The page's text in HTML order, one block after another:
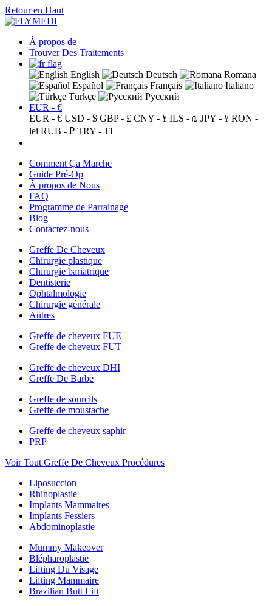
Retour en Haut
À propos de
Trouver Des Traitements
English Deutsch
Romana
Español
Français
Italiano
Türkçe
Русский
EUR - €
EUR - € USD - $ GBP - £ CNY - ¥ ILS - ₪ JPY - ¥ RON -
lei RUB - ₽ TRY - TL
Comment Ça Marche
Guide Pré-Op
À propos de Nous
FAQ
Programme de Parrainage
Blog
Contactez-nous
Greffe De Cheveux
Chirurgie plastique
Chirurgie bariatrique
Dentisterie
Ophtalmologie
Chirurgie générale
Autres
Greffe de cheveux FUE
Greffe de cheveux FUT
Greffe de cheveux DHI
Greffe De Barbe
Greffe de sourcils
Greffe de moustache
Greffe de cheveux saphir
PRP
Voir Tout Greffe De Cheveux Procédures
Liposuccion
Rhinoplastie
Implants Mammaires
Implants Fessiers
Abdominoplastie
Mummy Makeover
Blépharoplastie
Lifting Du Visage
Lifting Mammaire
Brazilian Butt Lift